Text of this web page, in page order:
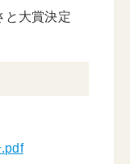
と大賞決定